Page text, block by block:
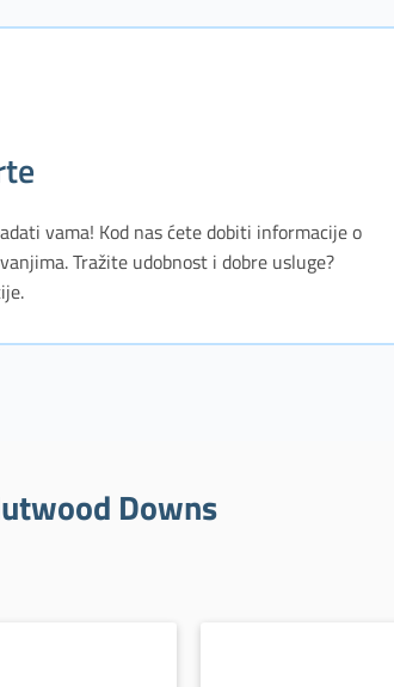
vama! Kod nas ćete dobiti informacije o
Tražite udobnost i dobre usluge?
Downs